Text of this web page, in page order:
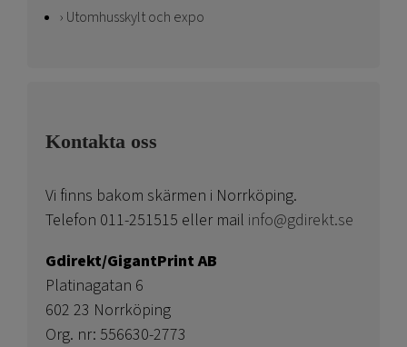
Utomhusskylt och expo
Kontakta oss
Vi finns bakom skärmen i Norrköping.
Telefon 011-251515 eller mail info@gdirekt.se
Gdirekt/GigantPrint AB
Platinagatan 6
602 23 Norrköping
Org. nr: 556630-2773